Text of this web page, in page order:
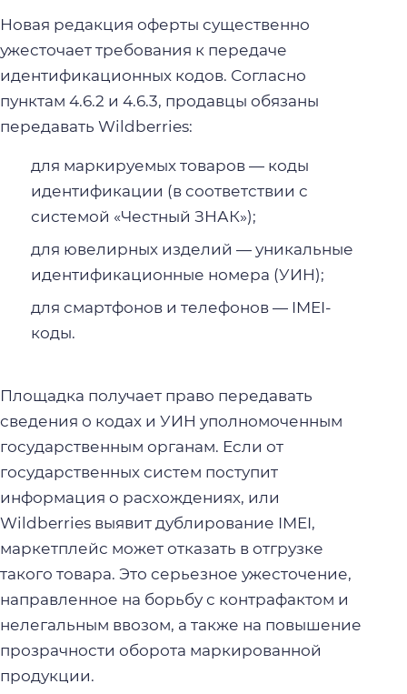
Новая редакция оферты существенно
ужесточает требования к передаче
идентификационных кодов. Согласно
пунктам 4.6.2 и 4.6.3, продавцы обязаны
передавать Wildberries:
для маркируемых товаров — коды
идентификации (в соответствии с
системой «Честный ЗНАК»);
для ювелирных изделий — уникальные
идентификационные номера (УИН);
для смартфонов и телефонов — IMEI-
коды.
Площадка получает право передавать
сведения о кодах и УИН уполномоченным
государственным органам. Если от
государственных систем поступит
информация о расхождениях, или
Wildberries выявит дублирование IMEI,
маркетплейс может отказать в отгрузке
такого товара. Это серьезное ужесточение,
направленное на борьбу с контрафактом и
нелегальным ввозом, а также на повышение
прозрачности оборота маркированной
продукции.